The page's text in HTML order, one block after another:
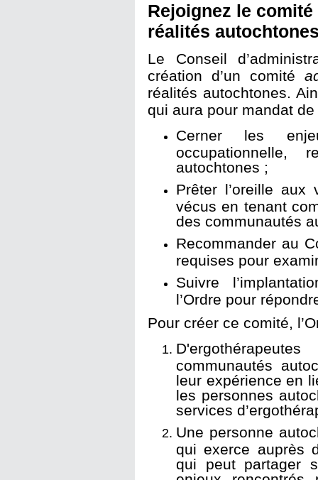
Rejoignez le comité
réalités
Le Conseil
création d’un comité
réalités autochtones.
qui aura pour mandat
Cerner les
occupationnelle,
autochtones ;
Prêter l’oreille
vécus en tenant
des communautés
Recommander au
requises pour
Suivre
l’Ordre pour
Pour créer ce comité,
communautés
leur expérience en
les personnes
services
Une personne
qui exerce auprès
qui peut partager